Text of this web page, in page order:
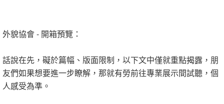
外貌協會 - 開箱預覽：
話說在先，礙於篇幅、版面限制，以下文中僅就重點揭露，朋
友們如果想要進一步瞭解，那就有勞前往專業展示間試聽，個
人感受為準。